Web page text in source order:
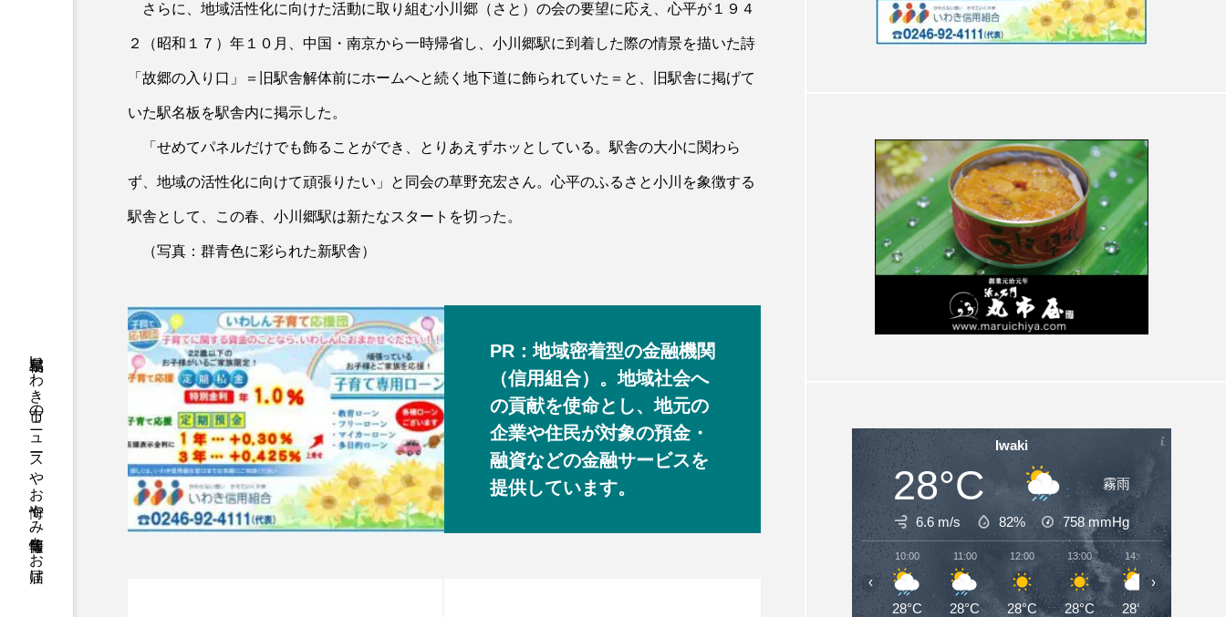
福島県いわき市のニュースやお悔やみ情報等をお届け
さらに、地域活性化に向けた活動に取り組む小川郷（さと）の会の要望に応え、心平が１９４
２（昭和１７）年１０月、中国・南京から一時帰省し、小川郷駅に到着した際の情景を描いた詩
「故郷の入り口」＝旧駅舎解体前にホームへと続く地下道に飾られていた＝と、旧駅舎に掲げて
いた駅名板を駅舎内に掲示した。
「せめてパネルだけでも飾ることができ、とりあえずホッとしている。駅舎の大小に関わら
ず、地域の活性化に向けて頑張りたい」と同会の草野充宏さん。心平のふるさと小川を象徴する
駅舎として、この春、小川郷駅は新たなスタートを切った。
（写真：群青色に彩られた新駅舎）
PR：地域密着型の金融機関
（信用組合）。地域社会へ
の貢献を使命とし、地元の
企業や住民が対象の預金・
融資などの金融サービスを
提供しています。
Iwaki
28°C 霧雨
6.6 m/s 82% 758mmHg
10:00
28°C
11:00
28°C
12:00
28°C
13:00
28°C
14:00
28°C
‹ ›